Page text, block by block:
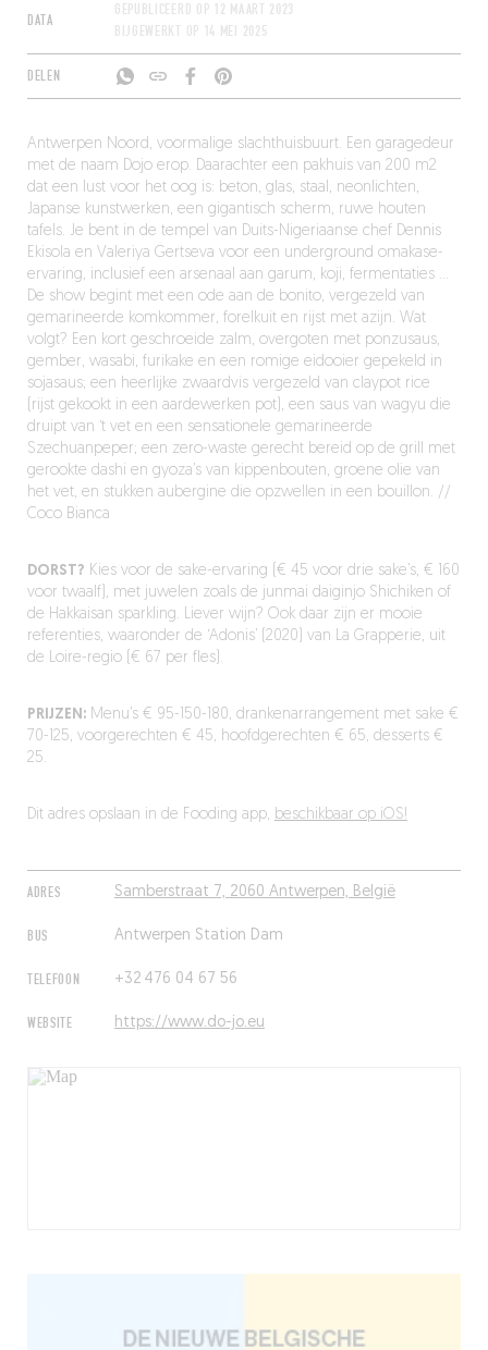
DATA
GEPUBLICEERD OP
12 MAART 2023
BIJGEWERKT OP
14 MEI 2025
DELEN
ADRES Samberstraat 7, 2060 Antwerpen, België
BUS Antwerpen Station Dam
TELEFOON +32 476 04 67 56
WEBSITE https://www.do-jo.eu
Antwerpen Noord, voormalige slachthuisbuurt. Een garagedeur
met de naam Dojo erop. Daarachter een pakhuis van 200 m2
dat een lust voor het oog is: beton, glas, staal, neonlichten,
Japanse kunstwerken, een gigantisch scherm, ruwe houten
tafels. Je bent in de tempel van Duits-Nigeriaanse chef Dennis
Ekisola en Valeriya Gertseva voor een underground omakase-
ervaring, inclusief een arsenaal aan garum, koji, fermentaties …
De show begint met een ode aan de bonito, vergezeld van
gemarineerde komkommer, forelkuit en rijst met azijn. Wat
volgt? Een kort geschroeide zalm, overgoten met ponzusaus,
gember, wasabi, furikake en een romige eidooier gepekeld in
sojasaus; een heerlijke zwaardvis vergezeld van claypot rice
(rijst gekookt in een aardewerken pot), een saus van wagyu die
druipt van ‘t vet en een sensationele gemarineerde
Szechuanpeper; een zero-waste gerecht bereid op de grill met
gerookte dashi en gyoza’s van kippenbouten, groene olie van
het vet, en stukken aubergine die opzwellen in een bouillon. //
Coco Bianca
DORST? Kies voor de sake-ervaring (€ 45 voor drie sake’s, € 160
voor twaalf), met juwelen zoals de junmai daiginjo Shichiken of
de Hakkaisan sparkling. Liever wijn? Ook daar zijn er mooie
referenties, waaronder de ‘Adonis’ (2020) van La Grapperie, uit
de Loire-regio (€ 67 per fles).
PRIJZEN:Menu’s € 95-150-180, drankenarrangement met sake €
70-125, voorgerechten € 45, hoofdgerechten € 65, desserts €
25.
Dit adres opslaan in de Fooding app, beschikbaar op iOS!